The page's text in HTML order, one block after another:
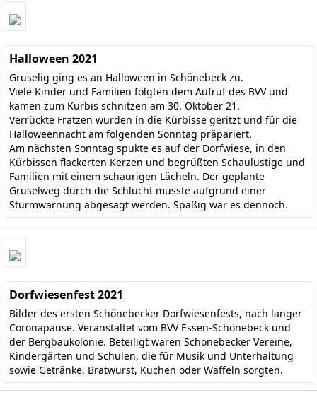
Halloween 2021
Gruselig ging es an Halloween in Schönebeck zu.
Viele Kinder und Familien folgten dem Aufruf des BVV und
kamen zum Kürbis schnitzen am 30. Oktober 21.
Verrückte Fratzen wurden in die Kürbisse geritzt und für die
Halloweennacht am folgenden Sonntag präpariert.
Am nächsten Sonntag spukte es auf der Dorfwiese, in den
Kürbissen flackerten Kerzen und begrüßten Schaulustige und
Familien mit einem schaurigen Lächeln. Der geplante
Gruselweg durch die Schlucht musste aufgrund einer
Sturmwarnung abgesagt werden. Spaßig war es dennoch.
Dorfwiesenfest 2021
Bilder des ersten Schönebecker Dorfwiesenfests, nach langer
Coronapause. Veranstaltet vom BVV Essen-Schönebeck und
der Bergbaukolonie. Beteiligt waren Schönebecker Vereine,
Kindergärten und Schulen, die für Musik und Unterhaltung
sowie Getränke, Bratwurst, Kuchen oder Waffeln sorgten.